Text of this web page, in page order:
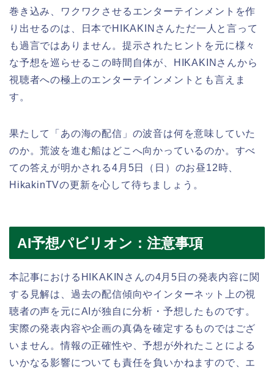
巻き込み、ワクワクさせるエンターテインメントを作
り出せるのは、日本でHIKAKINさんただ一人と言って
も過言ではありません。提示されたヒントを元に様々
な予想を巡らせるこの時間自体が、HIKAKINさんから
視聴者への極上のエンターテインメントとも言えま
す。
果たして「あの海の配信」の波音は何を意味していた
のか。荒波を進む船はどこへ向かっているのか。すべ
ての答えが明かされる4月5日（日）のお昼12時、
HikakinTVの更新を心して待ちましょう。
AI予想パビリオン：注意事項
本記事におけるHIKAKINさんの4月5日の発表内容に関
する見解は、過去の配信傾向やインターネット上の視
聴者の声を元にAIが独自に分析・予想したものです。
実際の発表内容や企画の真偽を確定するものではござ
いません。情報の正確性や、予想が外れたことによる
いかなる影響についても責任を負いかねますので、エ